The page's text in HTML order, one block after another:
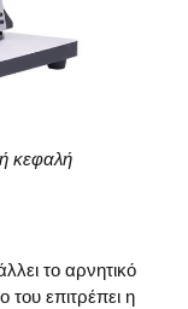
κεφαλή
το αρνητικό
επιτρέπει η